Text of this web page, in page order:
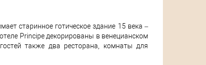
старинное готическое здание 15 века –
Principe декорированы в венецианском
также два ресторана, комнаты для